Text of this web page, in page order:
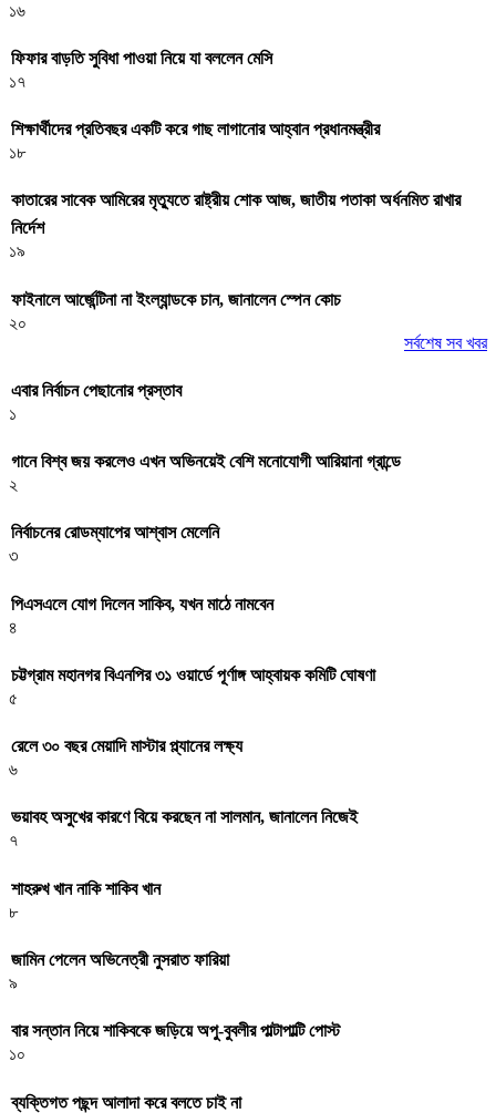
১৬
ফিফার বাড়তি সুবিধা পাওয়া নিয়ে যা বললেন মেসি
১৭
শিক্ষার্থীদের প্রতিবছর একটি করে গাছ লাগানোর আহ্বান প্রধানমন্ত্রীর
১৮
কাতারের সাবেক আমিরের মৃত্যুতে রাষ্ট্রীয় শোক আজ, জাতীয় পতাকা অর্ধনমিত রাখার
নির্দেশ
১৯
ফাইনালে আর্জেন্টিনা না ইংল্যান্ডকে চান, জানালেন স্পেন কোচ
২০
সর্বশেষ সব খবর
এবার নির্বাচন পেছানোর প্রস্তাব
১
গানে বিশ্ব জয় করলেও এখন অভিনয়েই বেশি মনোযোগী আরিয়ানা গ্রান্ডে
২
নির্বাচনের রোডম্যাপের আশ্বাস মেলেনি
৩
পিএসএলে যোগ দিলেন সাকিব, যখন মাঠে নামবেন
৪
চট্টগ্রাম মহানগর বিএনপির ৩১ ওয়ার্ডে পূর্ণাঙ্গ আহ্বায়ক কমিটি ঘোষণা
৫
রেলে ৩০ বছর মেয়াদি মাস্টার প্ল্যানের লক্ষ্য
৬
ভয়াবহ অসুখের কারণে বিয়ে করছেন না সালমান, জানালেন নিজেই
৭
শাহরুখ খান নাকি শাকিব খান
৮
জামিন পেলেন অভিনেত্রী নুসরাত ফারিয়া
৯
বার সন্তান নিয়ে শাকিবকে জড়িয়ে অপু-বুবলীর পাল্টাপাল্টি পোস্ট
১০
ব্যক্তিগত পছন্দ আলাদা করে বলতে চাই না